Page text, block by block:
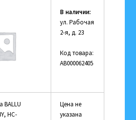
В наличии:
ул. Рабочая
2-я, д. 23
Код товара:
АВ000062405
BALLU
HC-
Цена не
указана